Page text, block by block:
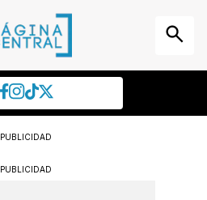
PUBLICIDAD
PUBLICIDAD